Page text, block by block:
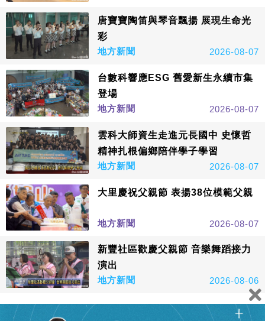
唐寶寶陶笛與琴音飄揚 展現生命光
彩
地方新聞
2026-08-07
台數科響應ESG 舊愛新生永續市集
登場
地方新聞
2026-08-07
雲科大師資生走進元長國中 史懷哲
精神扎根偏鄉陪伴學子學習
地方新聞
2026-08-07
大里慶祝父親節 表揚38位模範父親
地方新聞 2026-08-07
新豐社區歡慶父親節 音樂舞蹈接力
演出
地方新聞
2026-08-06